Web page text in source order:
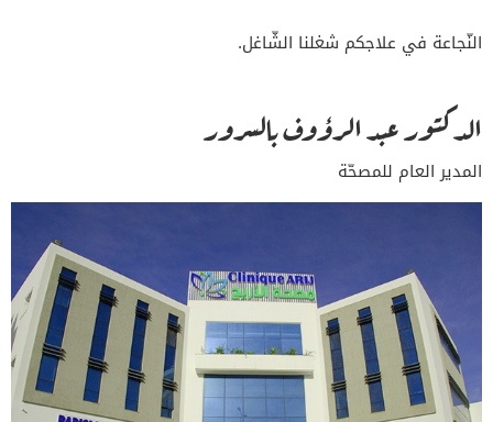
النّجاعة في علاجكم شغلنا الشّاغل.
الدكتور عبد الرؤوف بالسرور
المدير العام للمصحّة